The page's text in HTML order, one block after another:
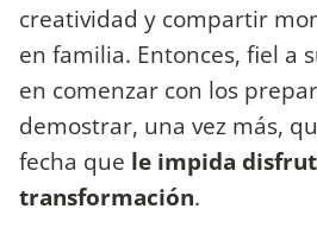
creatividad y compartir
en familia. Entonces, fiel a
en comenzar con los
demostrar, una vez más,
fecha que le impida
transformación.